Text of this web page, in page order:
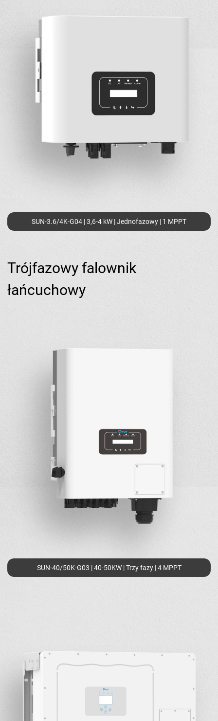
SUN-3.6/4K-G04 | 3,6-4 kW | Jednofazowy | 1 MPPT
Trójfazowy falownik
łańcuchowy
SUN-40/50K-G03 | 40-50KW | Trzy fazy | 4 MPPT